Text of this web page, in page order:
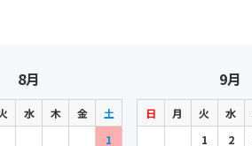
8月
水 木 金
土
1
9月
日 月 火 水
1
2